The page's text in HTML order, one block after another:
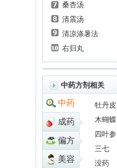
桑杏汤
清震汤
清凉涤暑法
右归丸
中药方剂相关
中药
成药
偏方
美容
牡丹皮
木蝴蝶
四叶参
三七
没药